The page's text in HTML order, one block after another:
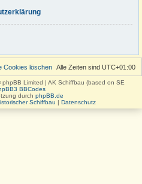
Alle Zeiten sind UTC+01:00
Cookies löschen
Limited | AK Schiffbau (based on SE
BBCodes
durch phpBB.de
Schiffbau | Datenschutz